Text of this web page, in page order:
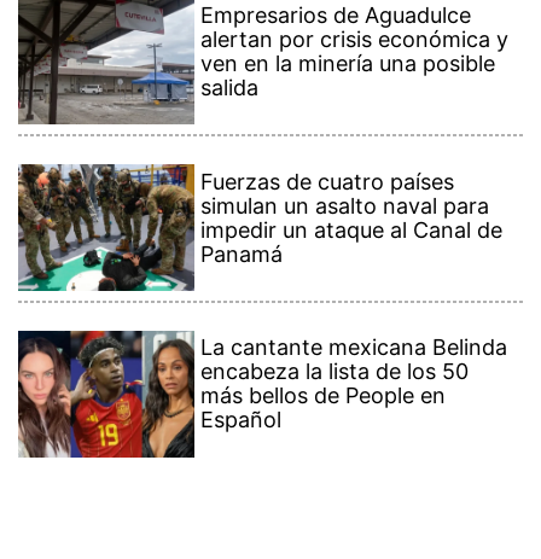
Empresarios de Aguadulce
alertan por crisis económica y
ven en la minería una posible
salida
Fuerzas de cuatro países
simulan un asalto naval para
impedir un ataque al Canal de
Panamá
La cantante mexicana Belinda
encabeza la lista de los 50
más bellos de People en
Español